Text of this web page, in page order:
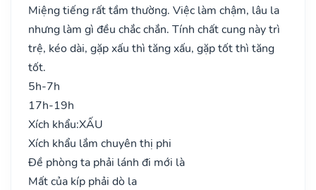
Miệng tiếng rất tầm thường. Việc làm chậm, lâu la
nhưng làm gì đều chắc chắn. Tính chất cung này trì
trệ, kéo dài, gặp xấu thì tăng xấu, gặp tốt thì tăng
tốt.
5h-7h
17h-19h
Xích khẩu:XẤU
Xích khẩu lắm chuyên thị phi
Đề phòng ta phải lánh đi mới là
Mất của kíp phải dò la